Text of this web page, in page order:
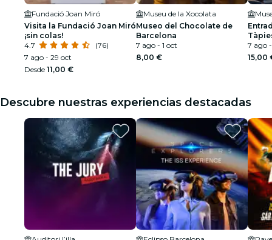
Fundació Joan Miró
Visita la Fundació Joan Miró
¡sin colas!
4.7
(76)
7 ago - 29 oct
Desde 11,00 €
Museu de la Xocolata
Museo del Chocolate de
Barcelona
7 ago - 1 oct
8,00 €
7 ago
15,00
Descubre nuestras experiencias destacadas